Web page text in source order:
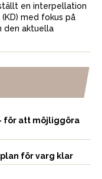
en interpellation
med fokus på
den aktuella
för att möjliggöra
för varg klar